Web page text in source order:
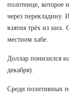
полотенце, которое
через перекладину.
взятия трёх из них.
местном хабе.
Доллар понизился
декабря).
Среди позитивных